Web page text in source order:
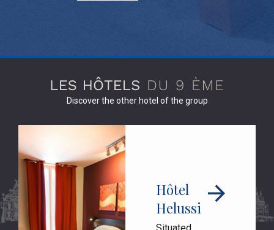
Discover the other hotel of the group
Hôtel
Helussi